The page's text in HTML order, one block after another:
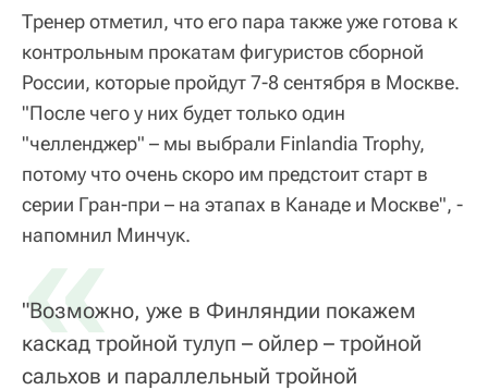
Тренер отметил, что его пара также уже готова к
контрольным прокатам фигуристов сборной
России, которые пройдут 7-8 сентября в Москве.
"После чего у них будет только один
"челленджер" – мы выбрали Finlandia Trophy,
потому что очень скоро им предстоит старт в
серии Гран-при – на этапах в Канаде и Москве", -
напомнил Минчук.
«
"Возможно, уже в Финляндии покажем
каскад тройной тулуп – ойлер – тройной
сальхов и параллельный тройной